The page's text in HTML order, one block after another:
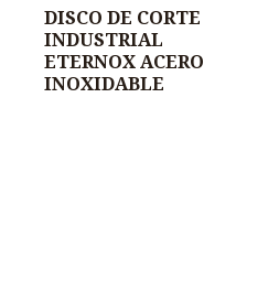
DISCO DE CORTE
INDUSTRIAL
ETERNOX ACERO
INOXIDABLE